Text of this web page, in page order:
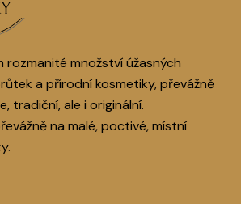
rozmanité množství úžasných
a přírodní kosmetiky, převážně
tradiční, ale i originální.
na malé, poctivé, místní